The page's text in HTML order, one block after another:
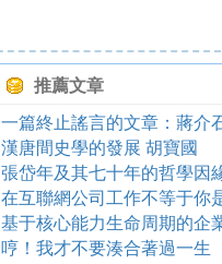
推薦文章
一篇終止謠言的文章：蔣介
漢唐間史學的發展 胡寶國
張岱年及其七十年的哲學因
在互聯網公司工作不等于你
基于核心能力生命周期的企
哼！我才不要湊合著過一生